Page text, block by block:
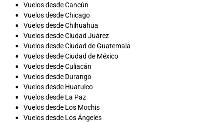
Vuelos desde Cancún
Vuelos desde Chicago
Vuelos desde Chihuahua
Vuelos desde Ciudad Juárez
Vuelos desde Ciudad de Guatemala
Vuelos desde Ciudad de México
Vuelos desde Culiacán
Vuelos desde Durango
Vuelos desde Huatulco
Vuelos desde La Paz
Vuelos desde Los Mochis
Vuelos desde Los Ángeles